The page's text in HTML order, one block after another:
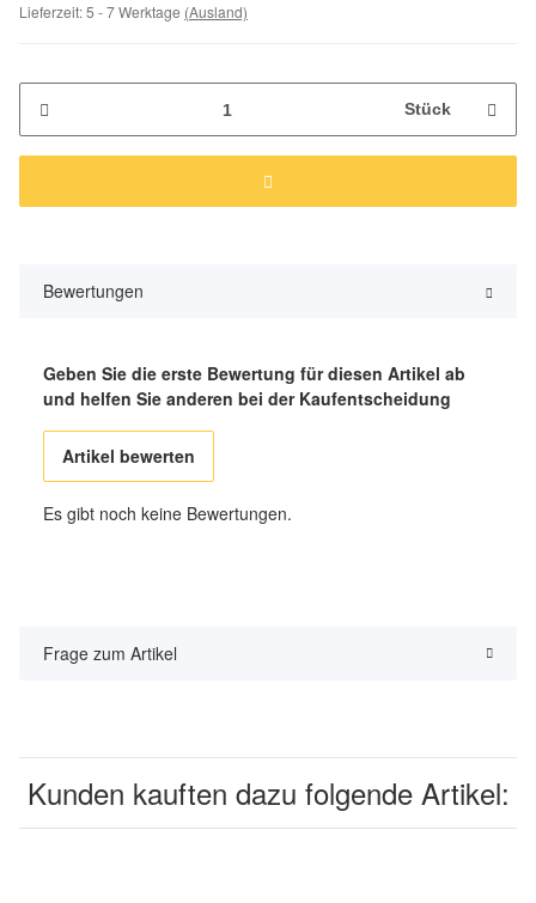
Lieferzeit:5 - 7 Werktage (Ausland)
Stück
Bewertungen
Geben Sie die erste Bewertung für diesen Artikel ab
und helfen Sie anderen bei der Kaufentscheidung
Artikel bewerten
Es gibt noch keine Bewertungen.
Frage zum Artikel
Kunden kauften dazu folgende Artikel: